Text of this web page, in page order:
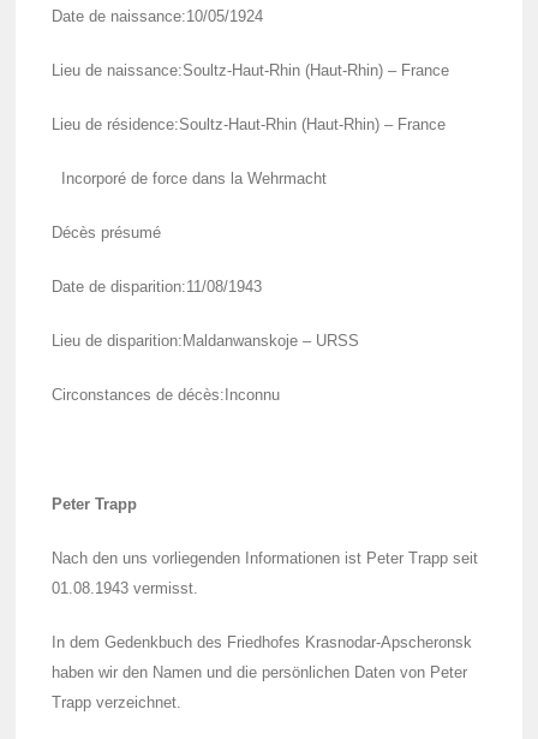
Date de nais­sance:10/05/1924
Lieu de nais­sance:Soultz-Haut-Rhin (Haut-Rhin) – France
Lieu de rési­dence:Soultz-Haut-Rhin (Haut-Rhin) – France
Incor­poré de force dans la Wehr­macht
Décès présumé
Date de dispa­ri­tion:11/08/1943
Lieu de dispa­ri­tion:Maldan­wans­koje – URSS
Circons­tances de décès:Inconnu
Peter Trapp
Nach den uns vorlie­gen­den Infor­ma­tio­nen ist Peter Trapp seit
01.08.1943 vermisst.
In dem Gedenk­buch des Fried­hofes Kras­no­dar-Apsche­ronsk
haben wir den Namen und die persön­li­chen Daten von Peter
Trapp verzeich­net.